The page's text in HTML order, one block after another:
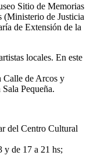
Sitio de Memorias
(Ministerio de Justicia
de Extensión de la
locales. En este
Calle de Arcos y
Pequeña.
del Centro Cultural
y de 17 a 21 hs;